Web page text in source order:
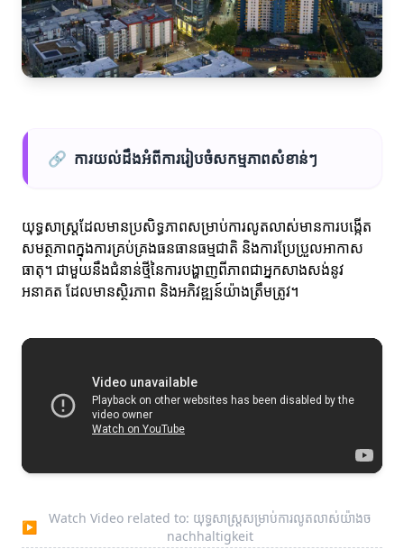
🔗 ការយល់ដឹងអំពីការរៀបចំសកម្មភាពសំខាន់ៗ
យុទ្ធសាស្ត្រដែលមានប្រសិទ្ធភាពសម្រាប់ការលូតលាស់មានការបង្កើត
សមត្ថភាពក្នុងការគ្រប់គ្រងធនធានធម្មជាតិ និងការប្រែប្រួលអាកាស
ធាតុ។ ជាមួយនឹងជំនាន់ថ្មីនៃការបង្ហាញពីភាពជាអ្នកសាងសង់នូវ
អនាគត ដែលមានស្ថិរភាព និងអភិវឌ្ឍន៍យ៉ាងត្រឹមត្រូវ។
▶
Watch Video related to: យុទ្ធសាស្ត្រសម្រាប់ការលូតលាស់យ៉ាងច
nachhaltigkeit